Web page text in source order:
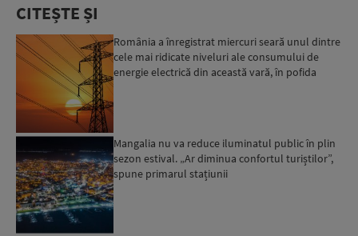
CITEȘTE ȘI
România a înregistrat miercuri seară unul dintre
cele mai ridicate niveluri ale consumului de
energie electrică din această vară, în pofida
Mangalia nu va reduce iluminatul public în plin
sezon estival. „Ar diminua confortul turiștilor”,
spune primarul stațiunii